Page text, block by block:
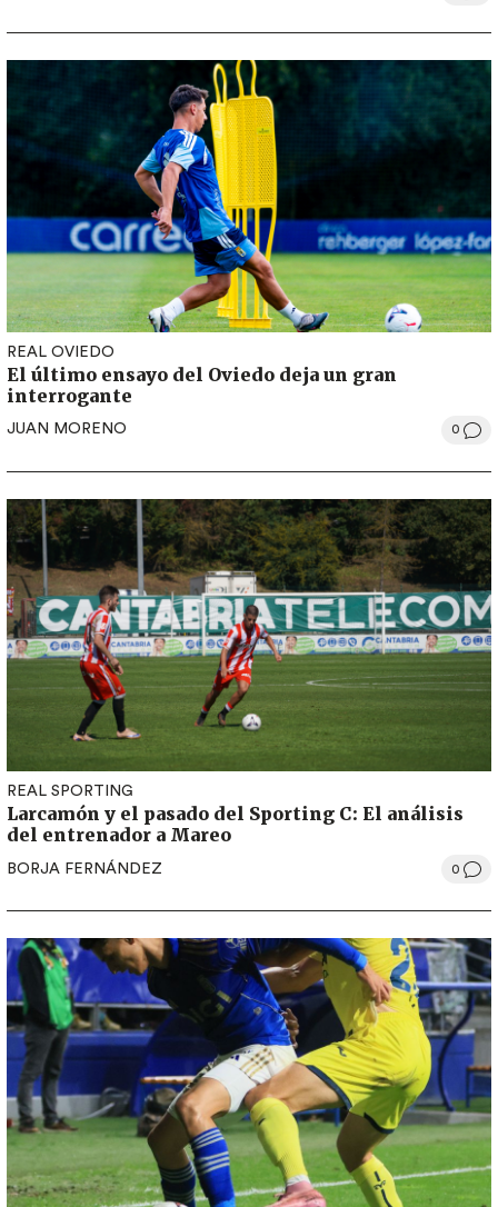
REAL OVIEDO
El último ensayo del Oviedo deja un gran
interrogante
JUAN MORENO 0
REAL SPORTING
Larcamón y el pasado del Sporting C: El análisis
del entrenador a Mareo
BORJA FERNÁNDEZ 0